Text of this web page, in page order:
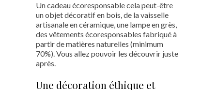
Un cadeau écoresponsable cela peut-être
un objet décoratif en bois, de la vaisselle
artisanale en céramique, une lampe en grès,
des vêtements écoresponsables fabriqué à
partir de matières naturelles (minimum
70%). Vous allez pouvoir les découvrir juste
après.
Une décoration éthique et